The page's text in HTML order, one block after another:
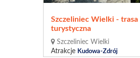
Szczeliniec Wielki - trasa
turystyczna
Szczeliniec Wielki
Atrakcje Kudowa-Zdrój